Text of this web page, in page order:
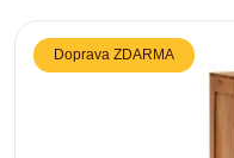
Doprava ZDARMA